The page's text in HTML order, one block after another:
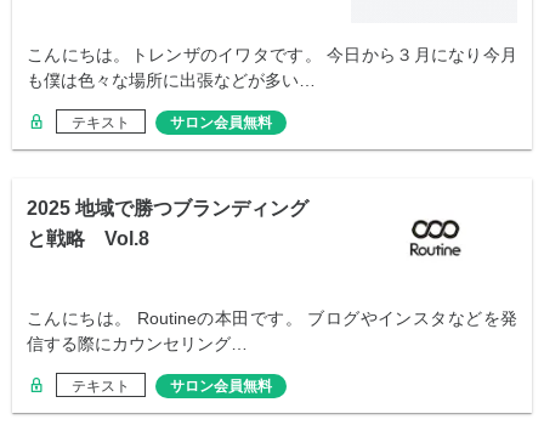
こんにちは。トレンザのイワタです。 今日から３月になり今月
も僕は色々な場所に出張などが多い…
テキスト サロン会員無料
2025 地域で勝つブランディング
と戦略 Vol.8
こんにちは。 Routineの本田です。 ブログやインスタなどを発
信する際にカウンセリング…
テキスト サロン会員無料